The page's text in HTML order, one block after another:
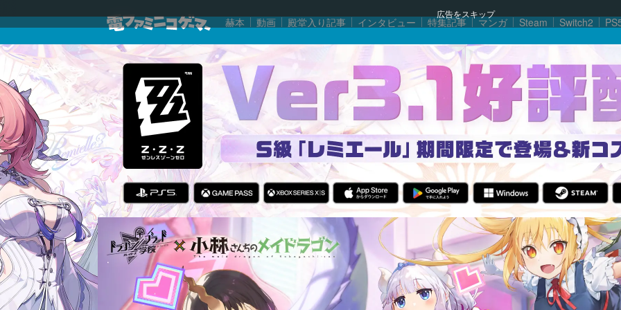
広告をスキップ
赫本 動画 殿堂入り記事 インタビュー 特集記事 マンガ Steam Switch2